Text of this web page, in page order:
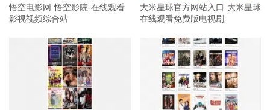
悟空电影网-悟空影院-在线观看
影视视频综合站
大米星球官方网站入口-大米星球
在线观看免费版电视剧